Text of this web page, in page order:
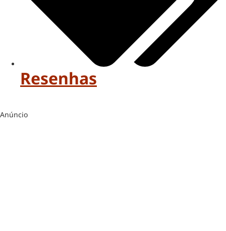
Resenhas
Anúncio